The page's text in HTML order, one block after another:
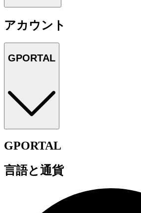
アカウント
GPORTAL
GPORTAL
言語と通貨